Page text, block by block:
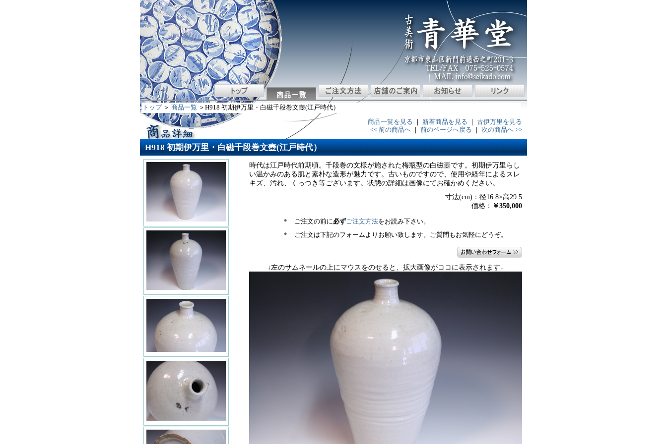
トップ ＞ 商品一覧 ＞H918 初期伊万里・白磁千段巻文壺(江戸時代）
商品一覧を見る ｜ 新着商品を見る ｜ 古伊万里を見る
<< 前の商品へ ｜ 前のページへ戻る ｜ 次の商品へ >>
H918 初期伊万里・白磁千段巻文壺(江戸時代）
時代は江戸時代前期頃。千段巻の文様が施された梅瓶型の白磁壺です。初期伊万里らし
い温かみのある肌と素朴な造形が魅力です。古いものですので、使用や経年によるスレ
キズ、汚れ、くっつき等ございます。状態の詳細は画像にてお確かめください。
寸法(cm)：径16.8×高29.5
価格： ￥350,000
ご注文の前に必ずご注文方法をお読み下さい。
ご注文は下記のフォームよりお願い致します。ご質問もお気軽にどうぞ。
↓左のサムネールの上にマウスをのせると、拡大画像がココに表示されます↓